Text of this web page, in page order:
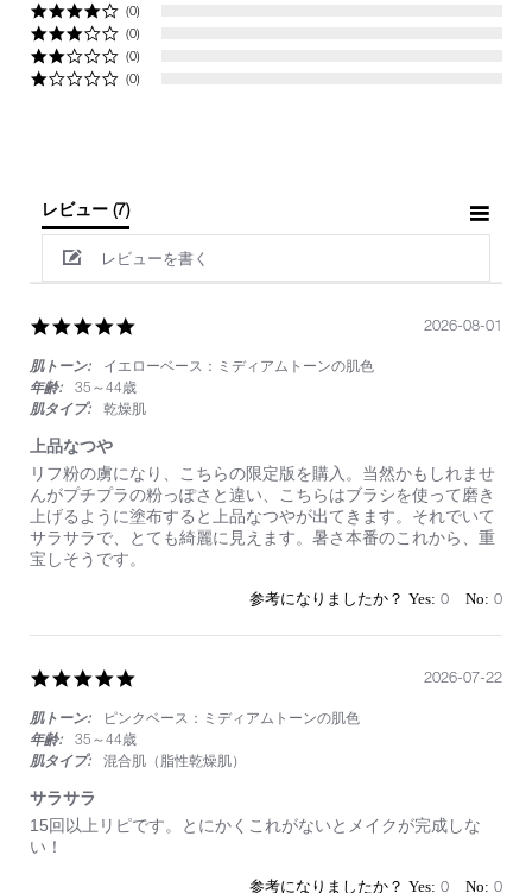
(0)
(0)
(0)
(0)
レビュー (7)
レビューを書く
rating
肌トーン:
イエローベース：ミディアムトーンの肌色
年齢:
35～44歳
肌タイプ:
乾燥肌
上品なつや
Review
by
on
1
Aug
2026
review
stating
上
品
な
つ
リフ粉の虜になり、こちらの限定版を購入。当然かもしれませ
んがプチプラの粉っぽさと違い、こちらはブラシを使って磨き
上げるように塗布すると上品なつやが出てきます。それでいて
サラサラで、とても綺麗に見えます。暑さ本番のこれから、重
宝しそうです。
2026-08-01
0 0
rating
肌トーン:
ピンクベース：ミディアムトーンの肌色
年齢:
35～44歳
肌タイプ:
混合肌（脂性乾燥肌）
サラサラ
Review
by
review
stating
15回以上リピです。とにかくこれがないとメイクが完成しな
い！
2026-07-22
0 0